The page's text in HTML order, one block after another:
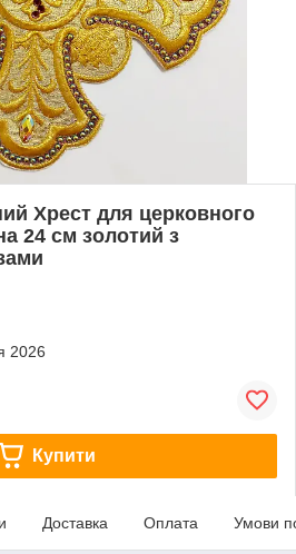
Хрест для церковного
24 см золотий з
2026
Купити
Доставка Оплата Умови